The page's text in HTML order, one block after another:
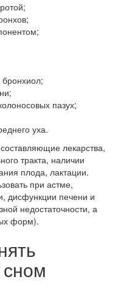
пазух;
уха.
лекарства,
тракта, наличии
плода, лактации.
при астме,
дисфункции печени и
недостаточности, а
форм).